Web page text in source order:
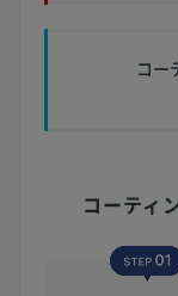
コー
コーティ